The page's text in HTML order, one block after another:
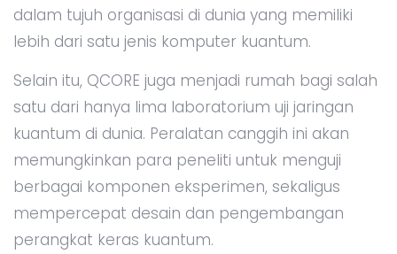
dalam tujuh organisasi di dunia yang memiliki
lebih dari satu jenis komputer kuantum.
Selain itu, QCORE juga menjadi rumah bagi salah
satu dari hanya lima laboratorium uji jaringan
kuantum di dunia. Peralatan canggih ini akan
memungkinkan para peneliti untuk menguji
berbagai komponen eksperimen, sekaligus
mempercepat desain dan pengembangan
perangkat keras kuantum.